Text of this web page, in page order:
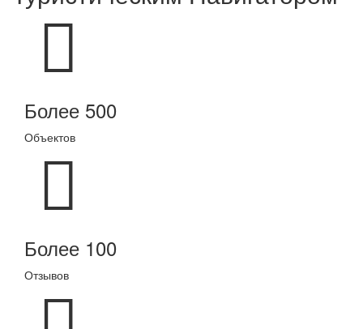
Более 500
Объектов
Более 100
Отзывов